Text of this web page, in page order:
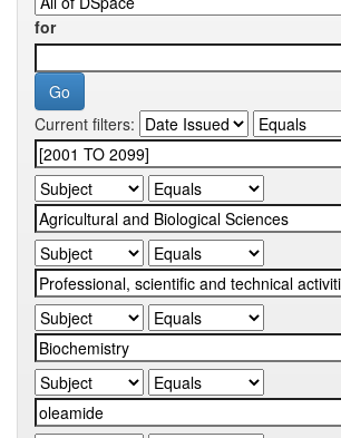
for
Current filters: